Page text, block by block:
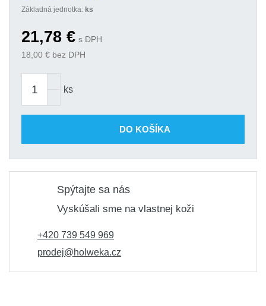
Základná jednotka: ks
21,78 € s DPH
18,00 € bez DPH
ks
DO KOŠÍKA
Spýtajte sa nás
Vyskúšali sme na vlastnej koži
+420 739 549 969
prodej@holweka.cz